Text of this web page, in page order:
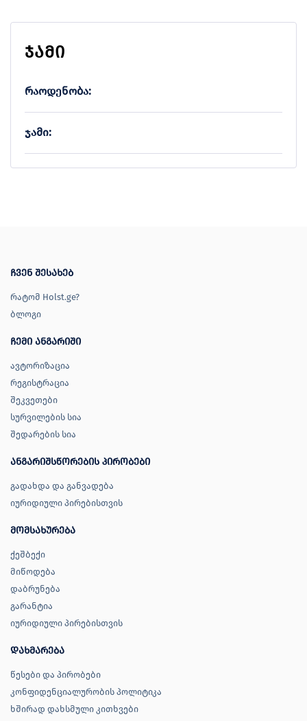
ჯამი
რაოდენობა:
ჯამი:
ჩვენ შესახებ
რატომ Holst.ge?
ბლოგი
ჩემი ანგარიში
ავტორიზაცია
რეგისტრაცია
შეკვეთები
სურვილების სია
შედარების სია
ანგარიშსწორების პირობები
გადახდა და განვადება
იურიდიული პირებისთვის
მომსახურება
ქეშბექი
მიწოდება
დაბრუნება
გარანტია
იურიდიული პირებისთვის
დახმარება
წესები და პირობები
კონფიდენციალურობის პოლიტიკა
ხშირად დახსმული კითხვები